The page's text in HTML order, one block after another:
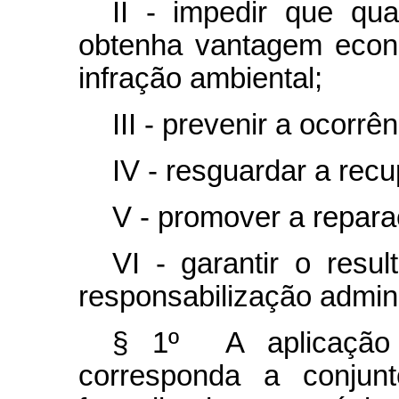
II - impedir que
obtenha vantagem
infração ambiental;
III - prevenir a
IV - resguardar a
V - promover a
VI - garantir o
responsabilização
§ 1º A aplicação
corresponda a